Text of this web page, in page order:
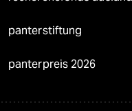
panterstiftung
panterpreis 2026